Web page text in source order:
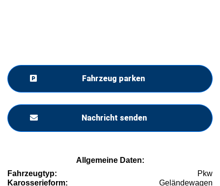
Fahrzeug parken
Nachricht senden
Allgemeine Daten:
Fahrzeugtyp:
Pkw
Karosserieform:
Geländewagen